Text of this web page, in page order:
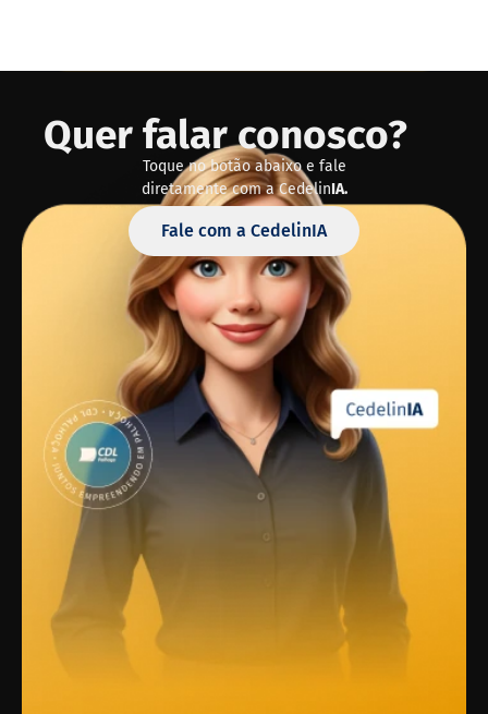
Quer falar conosco?
Toque no botão abaixo e fale
diretamente com a CedelinIA.
Fale com a CedelinIA